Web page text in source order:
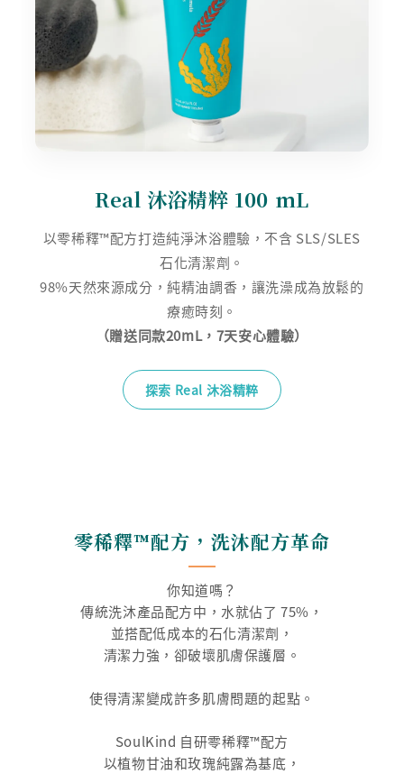
Real 沐浴精粹 100 mL
以零稀釋™配方打造純淨沐浴體驗，不含 SLS/SLES
石化清潔劑。
98%天然來源成分，純精油調香，讓洗澡成為放鬆的
（贈送同款20mL，7天安心體驗）
探索 Real 沐浴精粹
零稀釋™配方，洗沐配方革命
你知道嗎？
傳統洗沐產品配方中，水就佔了 75%，
並搭配低成本的石化清潔劑，
清潔力強，卻破壞肌膚保護層。
使得清潔變成許多肌膚問題的起點。
SoulKind 自研零稀釋™配方
以植物甘油和玫瑰純露為基底，